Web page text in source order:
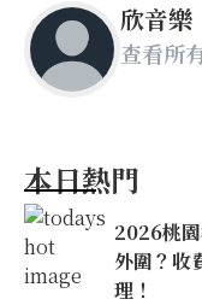
欣音樂
查看所
本日熱門
2026桃
外圍？收
理！